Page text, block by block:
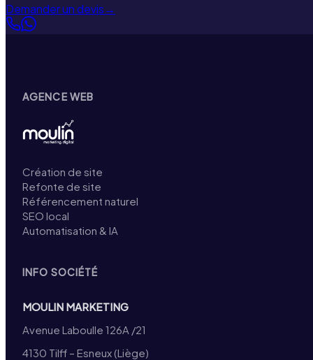
Demander un devis→
AGENCE WEB
Création de site
Refonte de site
Référencement naturel
SEO local
Automatisation & IA
INFO SOCIÉTÉ
MOULIN MARKETING
Avenue Laboulle 126A /21
4130 Tilff – Esneux (Liège)